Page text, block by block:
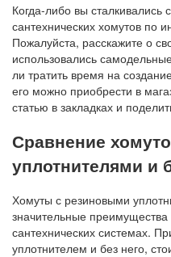
Когда-либо вы
сантехнических хомутов по
Пожалуйста, расскажите о
использовались
ли тратить время на
его можно приобрести в
статью в закладках и
Сравнение
уплотнителями и
Хомуты с резиновыми
значительные
сантехнических системах.
уплотнителем и без него,